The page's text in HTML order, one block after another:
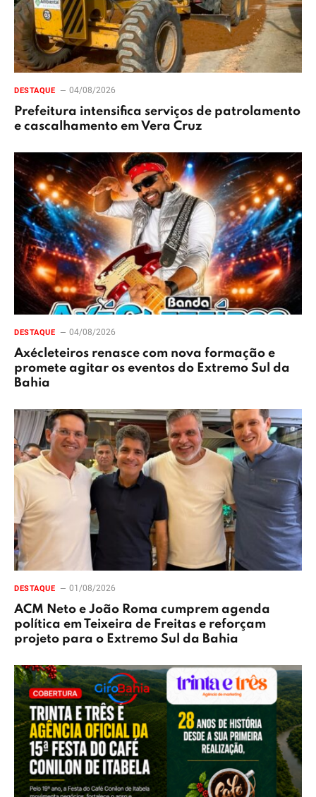
DESTAQUE 04/08/2026
Prefeitura intensifica serviços de patrolamento
e cascalhamento em Vera Cruz
DESTAQUE 04/08/2026
Axécleteiros renasce com nova formação e
promete agitar os eventos do Extremo Sul da
Bahia
DESTAQUE 01/08/2026
ACM Neto e João Roma cumprem agenda
política em Teixeira de Freitas e reforçam
projeto para o Extremo Sul da Bahia